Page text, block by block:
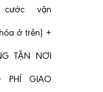
vận
ở trên) +
TẬN NƠI
PHÍ GIAO